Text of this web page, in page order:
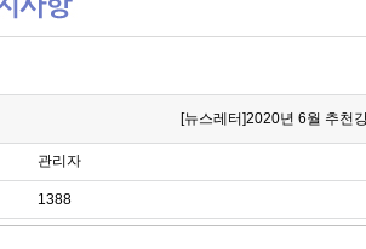
[뉴스레터]2020년 6월 추천
관리자
1388